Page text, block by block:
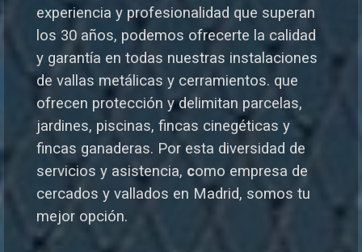
experiencia y profesionalidad que superan
los 30 años, podemos ofrecerte la calidad
y garantía en todas nuestras instalaciones
de vallas metálicas y cerramientos. que
ofrecen protección y delimitan parcelas,
jardines, piscinas, fincas cinegéticas y
fincas ganaderas. Por esta diversidad de
servicios y asistencia, como empresa de
cercados y vallados en Madrid, somos tu
mejor opción.